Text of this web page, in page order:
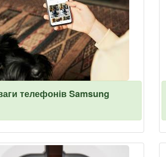
телефонів Samsung